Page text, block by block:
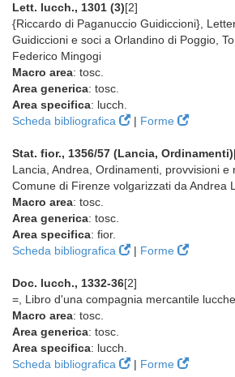
Lett. lucch., 1301 (3)[2]
{Riccardo di Paganuccio Guidiccioni},
Guidiccioni e soci a Orlandino di Poggio,
Federico Mingogi
Macro area: tosc.
Area generica: tosc.
Area specifica: lucch.
Scheda bibliografica
| Forme
Stat. fior., 1356/57 (Lancia, Ordinamenti)
Lancia, Andrea, Ordinamenti, provvisioni e
Comune di Firenze volgarizzati da Andrea
Macro area: tosc.
Area generica: tosc.
Area specifica: fior.
Scheda bibliografica
| Forme
Doc. lucch., 1332-36[2]
=, Libro d'una compagnia mercantile
Macro area: tosc.
Area generica: tosc.
Area specifica: lucch.
Scheda bibliografica
| Forme